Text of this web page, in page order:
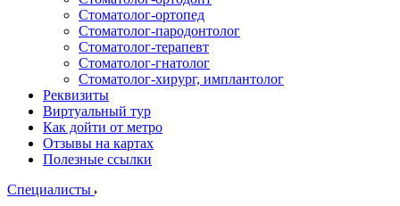
Стоматолог-ортопед
Стоматолог-пародонтолог
Стоматолог-терапевт
Стоматолог-гнатолог
Стоматолог-хирург, имплантолог
Реквизиты
Виртуальный тур
Как дойти от метро
Отзывы на картах
Полезные ссылки
Специалисты